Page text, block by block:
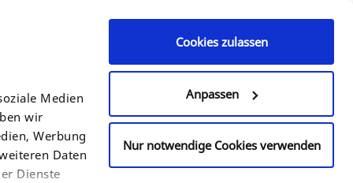
Medien
wir
Werbung
Daten
Dienste
Cookies zulassen
Anpassen
Nur notwendige Cookies verwenden
610-933-2088